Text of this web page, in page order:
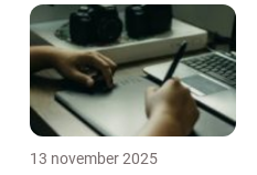
13 november 2025